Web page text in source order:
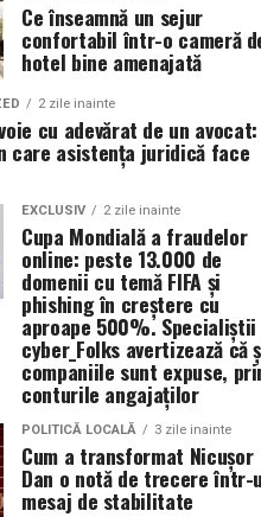
Ce înseamnă un sejur
confortabil într-o cameră
hotel bine amenajată
2 zile inainte
cu adevărat de un avocat:
care asistența juridică face
EXCLUSIV 2 zile inainte
Cupa Mondială a fraudelor
online: peste 13.000 de
domenii cu temă FIFA și
phishing în creștere cu
aproape 500%. Specialiștii
cyber_Folks avertizează că
companiile sunt expuse,
conturile angajaților
POLITICĂ LOCALĂ 3 zile inainte
Cum a transformat Nicușor
Dan o notă de trecere într-
mesaj de stabilitate